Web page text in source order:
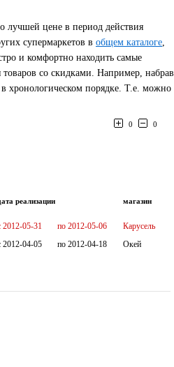
лучшей цене в период действия
супермаркетов в общем каталоге,
и комфортно находить самые
со скидками. Например, набрав
хронологическом порядке. Т.е. можно
0 0
реализации магазин
2012-05-31 по 2012-05-06
Карусель
2012-04-05 по 2012-04-18 Окей